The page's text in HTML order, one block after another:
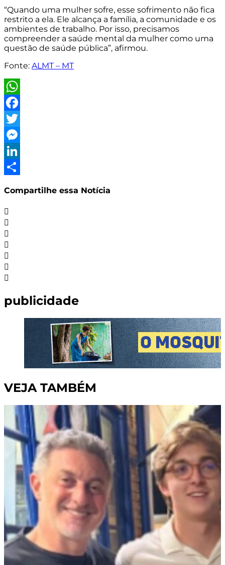
“Quando uma mulher sofre, esse sofrimento não fica
restrito a ela. Ele alcança a família, a comunidade e os
ambientes de trabalho. Por isso, precisamos
compreender a saúde mental da mulher como uma
questão de saúde pública”, afirmou.
Fonte: ALMT – MT
WhatsApp
Facebook
Twitter
Messenger
LinkedIn
Compartilhe essa Notícia
publicidade
VEJA TAMBÉM